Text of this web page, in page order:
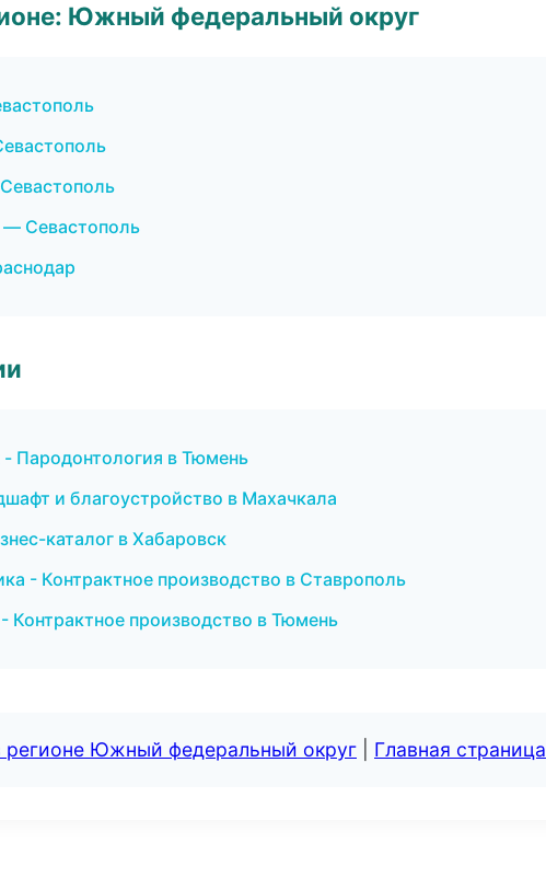
Южный федеральный округ
— Севастополь
Пародонтология в Тюмень
и благоустройство в Махачкала
каталог в Хабаровск
- Контрактное производство в Ставрополь
производство в Тюмень
регионе Южный федеральный округ Главная страница